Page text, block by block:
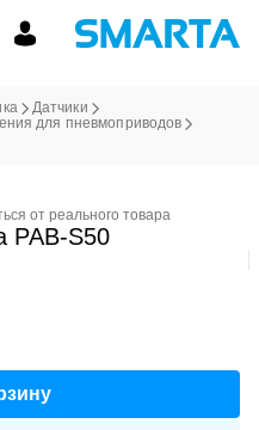
Датчики
для пневмоприводов
от реального товара
PAB-S50